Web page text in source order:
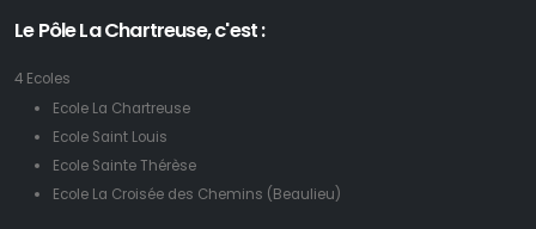
Le Pôle La Chartreuse, c'est :
4 Ecoles
Ecole La Chartreuse
Ecole Saint Louis
Ecole Sainte Thérèse
Ecole La Croisée des Chemins (Beaulieu)